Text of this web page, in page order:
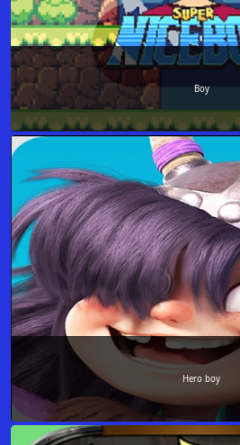
Boy
Hero boy